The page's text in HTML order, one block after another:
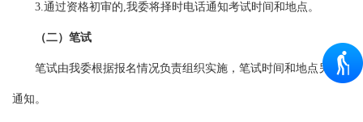
3.通过资格初审的,我委将择时电话通知考试时间和地点。
（二）笔试
笔试由我委根据报名情况负责组织实施，笔试时间和地点另行
通知。